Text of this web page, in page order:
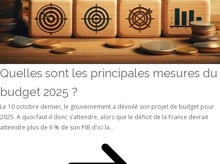
Quelles sont les principales mesures du
budget 2025 ?
Le 10 octobre dernier, le gouvernement a dévoilé son projet de budget pour
2025. A quoi faut-il donc s’attendre, alors que le déficit de la France devrait
atteindre plus de 6 % de son PIB d'ici la...